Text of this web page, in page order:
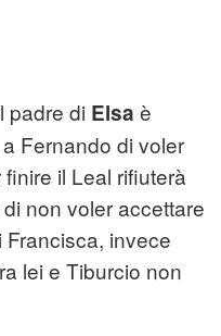
padre di Elsa è
Fernando di voler
il Leal rifiuterà
non voler accettare
invece
lei e Tiburcio non